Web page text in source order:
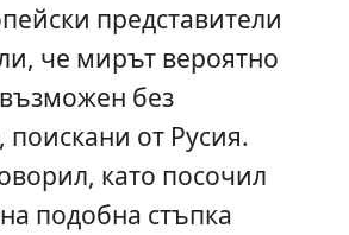
представители
че мирът вероятно
без
поискани от Русия.
като посочил
подобна стъпка